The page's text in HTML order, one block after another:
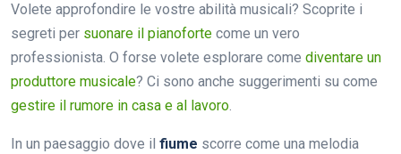
Volete approfondire le vostre abilità musicali? Scoprite i
segreti per suonare il pianoforte come un vero
professionista. O forse volete esplorare come diventare un
produttore musicale? Ci sono anche suggerimenti su come
gestire il rumore in casa e al lavoro.
In un paesaggio dove il fiume scorre come una melodia